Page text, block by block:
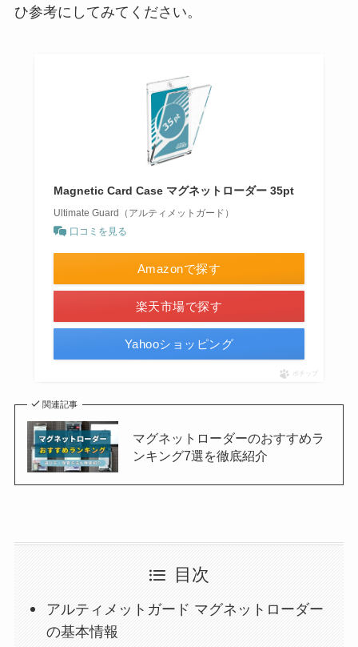
ひ参考にしてみてください。
Magnetic Card Case マグネットローダー 35pt
Ultimate Guard（アルティメットガード）
口コミを見る
Amazonで探す
楽天市場で探す
Yahooショッピング
ポチップ
関連記事
マグネットローダーのおすすめラ
ンキング7選を徹底紹介
目次
アルティメットガード マグネットローダー
の基本情報